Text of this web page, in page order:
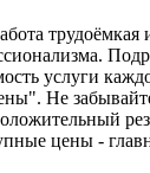
трудоёмкая
услуги
Не
цены -